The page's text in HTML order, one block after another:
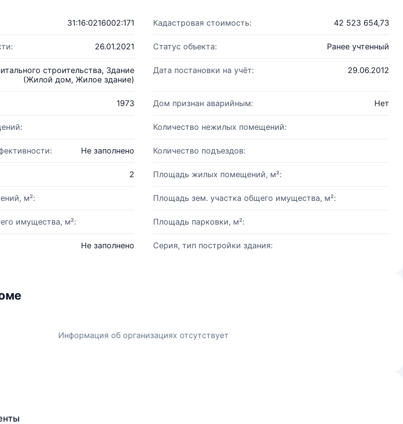
31:16:0216002:171 Кадастровая стоимость: 42 523 654,73
26.01.2021 Статус объекта: Ранее учтенный
строительства, Здание
(Жилой дом, Жилое здание)
Дата постановки на учёт: 29.06.2012
1973 Дом признан аварийным: Нет
Количество нежилых помещений:
Не заполнено Количество подъездов:
2 Площадь жилых помещений, м²:
м²: Площадь зем. участка общего имущества, м²:
имущества, м²: Площадь парковки, м²:
Не заполнено Серия, тип постройки здания:
Информация об организациях отсутствует